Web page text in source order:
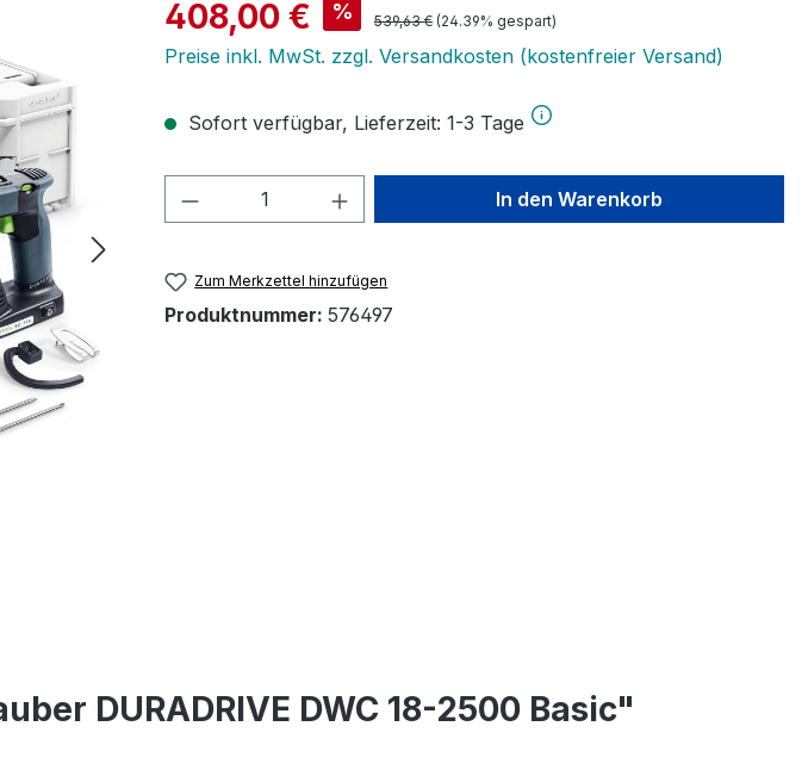
Verkaufspreis:
408,00 € % Regulärer Preis:
539,63 € (24.39% gespart)
Preise inkl. MwSt. zzgl. Versandkosten (kostenfreier Versand)
Sofort verfügbar, Lieferzeit: 1-3 Tage
Produkt Anzahl: Gib den gewünschten Wert
In den Warenkorb
Zum Merkzettel hinzufügen
Produktnummer: 576497
DURADRIVE DWC 18-2500 Basic"